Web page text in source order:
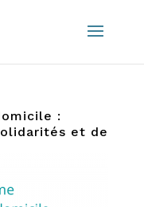
:
et de